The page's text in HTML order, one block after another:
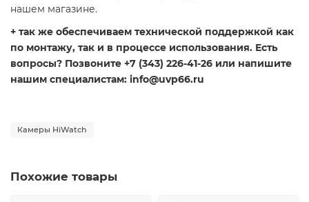
нашем магазине.
+ так же обеспечиваем технической поддержкой как
по монтажу, так и в процессе использования. Есть
вопросы? Позвоните +7 (343) 226-41-26 или напишите
нашим специалистам: info@uvp66.ru
Камеры HiWatch
Похожие товары